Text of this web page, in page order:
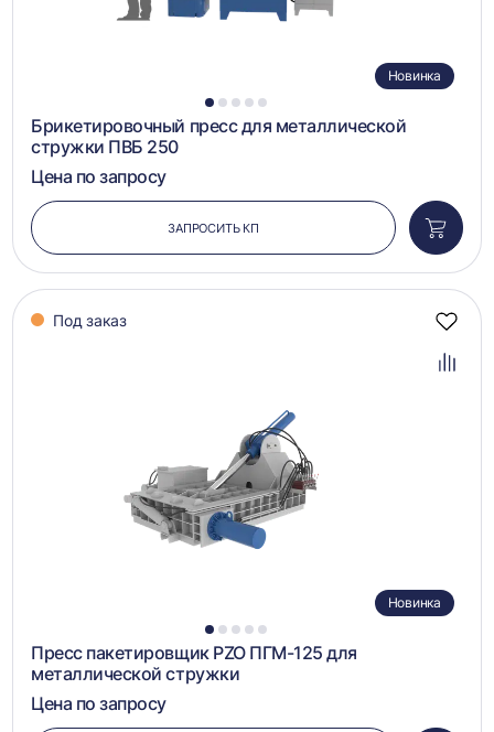
1 2 3 4 5
Новинка
Брикетировочный пресс для металлической
стружки ПВБ 250
Цена по запросу
ЗАПРОСИТЬ КП
в
Под заказ
1 2 3 4 5
Новинка
Пресс пакетировщик PZO ПГМ-125 для
металлической стружки
Цена по запросу